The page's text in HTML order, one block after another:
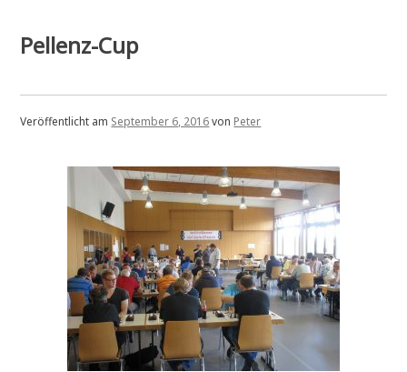
Pellenz-Cup
Veröffentlicht am September 6, 2016von Peter